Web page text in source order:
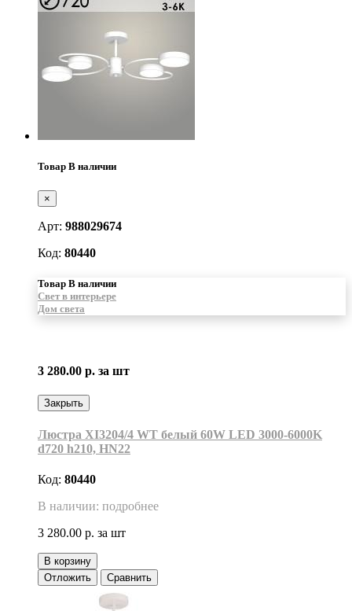
Товар В наличии
×
Арт: 988029674
Код: 80440
Товар В наличии
Свет в интерьере
Дом света
3 280.00 р. за шт
Закрыть
Люстра XI3204/4 WT белый 60W LED 3000-6000K
d720 h210, HN22
Код: 80440
В наличии: подробнее
3 280.00 р. за шт
В корзину
Отложить
Сравнить